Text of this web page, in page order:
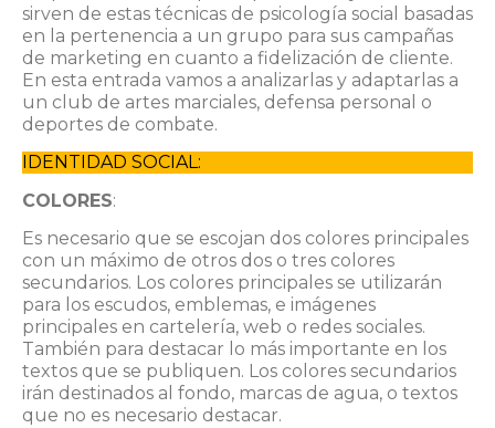
sirven de estas técnicas de psicología social basadas
en la pertenencia a un grupo para sus campañas
de marketing en cuanto a fidelización de cliente.
En esta entrada vamos a analizarlas y adaptarlas a
un club de artes marciales, defensa personal o
deportes de combate.
IDENTIDAD SOCIAL:
COLORES:
Es necesario que se escojan dos colores principales
con un máximo de otros dos o tres colores
secundarios. Los colores principales se utilizarán
para los escudos, emblemas, e imágenes
principales en cartelería, web o redes sociales.
También para destacar lo más importante en los
textos que se publiquen. Los colores secundarios
irán destinados al fondo, marcas de agua, o textos
que no es necesario destacar.